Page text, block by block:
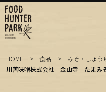
HOME 食品
みそ・しょう
川善味噌株式会社 金山寺 たまみ